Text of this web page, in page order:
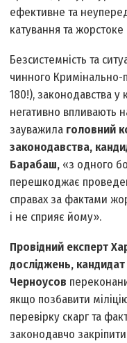
ефективне та
катування та
Безсистемність та
чинного
180!), законодавства у
негативно впливають
зауважила головний
законодавства,
Барабаш, «з одного
перешкоджає
справах за фактами
і не сприяє йому».
Провідний експерт
досліджень, кандидат
Черноусов
якщо позбавити
перевірку скарг та
законодавчо